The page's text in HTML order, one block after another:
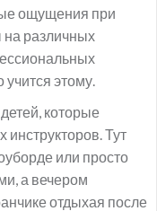
ощущения при
на различных
учится этому.
которые
Тут
или просто
а вечером
отдыхая после